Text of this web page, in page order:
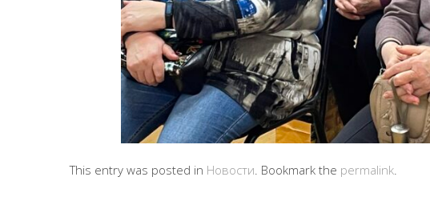
This entry was posted in Новости . Bookmark the permalink